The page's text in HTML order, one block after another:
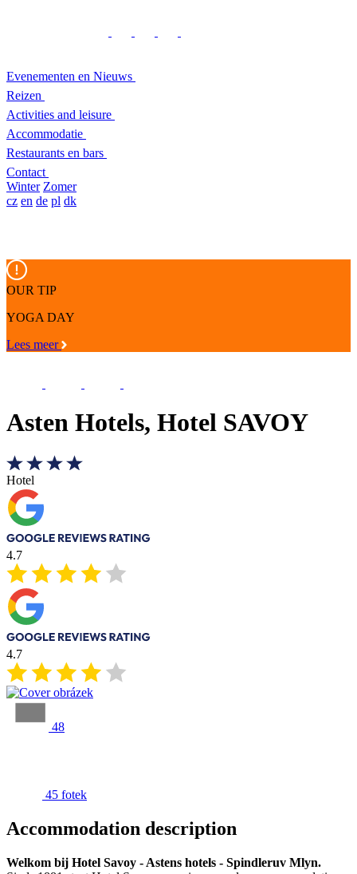
Evenementen en Nieuws
Reizen
Activities and leisure
Accommodatie
Restaurants en bars
Contact
Winter Zomer
cz en de pl dk
OUR TIP
YOGA DAY
Lees meer
Asten Hotels, Hotel SAVOY
Hotel
4.7
4.7
48
45 fotek
Accommodation description
Welkom bij Hotel Savoy - Astens hotels - Spindleruv Mlyn.